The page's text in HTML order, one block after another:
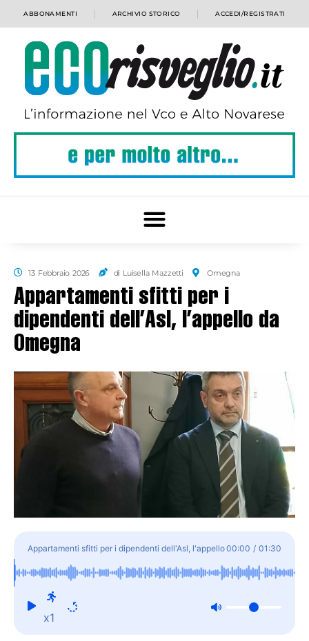
ABBONAMENTI ARCHIVIO STORICO ACCEDI/REGISTRATI
13 Febbraio 2026 di Luisella Mazzetti Omegna
Appartamenti sfitti per i
dipendenti dell’Asl, l’appello da
Omegna
Appartamenti sfitti per i dipendenti dell'Asl, l'appello
da Omegna
00:00 / 01:30
x1